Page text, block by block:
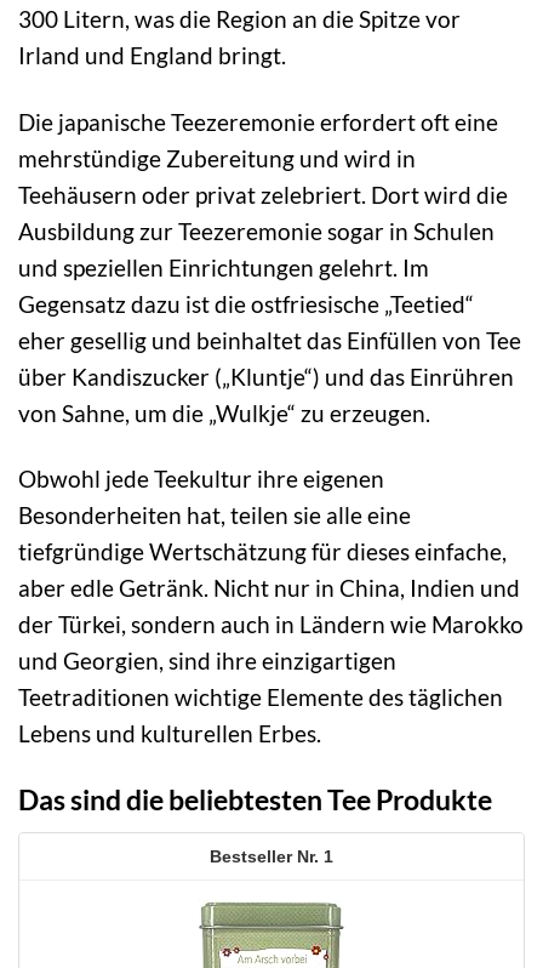
300 Litern, was die Region an die Spitze vor
Irland und England bringt.
Die japanische Teezeremonie erfordert oft eine
mehrstündige Zubereitung und wird in
Teehäusern oder privat zelebriert. Dort wird die
Ausbildung zur Teezeremonie sogar in Schulen
und speziellen Einrichtungen gelehrt. Im
Gegensatz dazu ist die ostfriesische „Teetied“
eher gesellig und beinhaltet das Einfüllen von Tee
über Kandiszucker („Kluntje“) und das Einrühren
von Sahne, um die „Wulkje“ zu erzeugen.
Obwohl jede Teekultur ihre eigenen
Besonderheiten hat, teilen sie alle eine
tiefgründige Wertschätzung für dieses einfache,
aber edle Getränk. Nicht nur in China, Indien und
der Türkei, sondern auch in Ländern wie Marokko
und Georgien, sind ihre einzigartigen
Teetraditionen wichtige Elemente des täglichen
Lebens und kulturellen Erbes.
Das sind die beliebtesten Tee Produkte
1